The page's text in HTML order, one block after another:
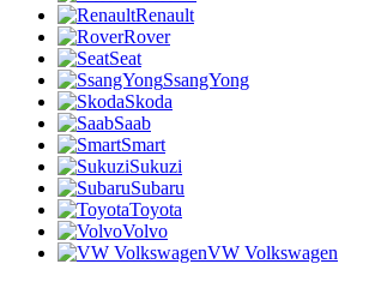
Renault
Rover
Seat
SsangYong
Skoda
Saab
Smart
Sukuzi
Subaru
Toyota
Volvo
VW Volkswagen